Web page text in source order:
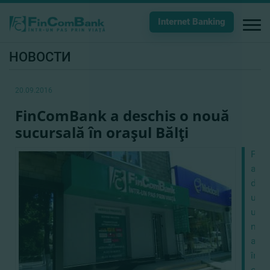
Internet Banking
НОВОСТИ
20.09.2016
FinComBank a deschis o nouă
sucursală în oraşul Bălţi
a
uşile
unei
noi
în